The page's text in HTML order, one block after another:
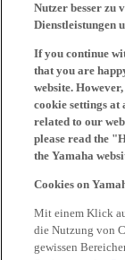
Nutzer besser zu
Dienstleistungen
If you continue
that you are
website.
cookie settings at
related to our
please read the
the Yamaha
Cookies on
Mit einem Klick
die Nutzung von
gewissen